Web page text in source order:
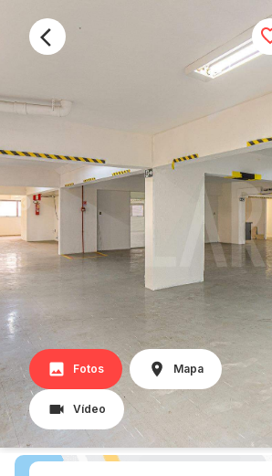
Fotos Mapa
Vídeo